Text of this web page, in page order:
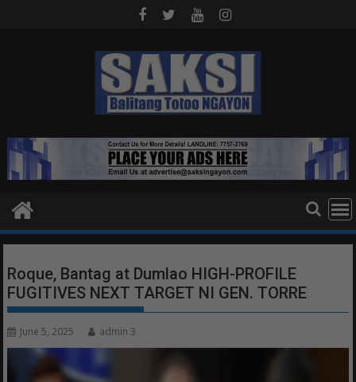
Roque, Bantag at Dumlao HIGH-PROFILE
FUGITIVES NEXT TARGET NI GEN. TORRE
June 5, 2025 admin 3